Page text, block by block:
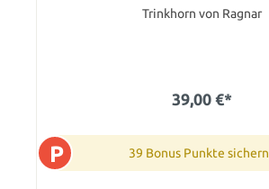
Trinkhorn von Ragnar
39,00 €*
P 39 Bonus Punkte sichern